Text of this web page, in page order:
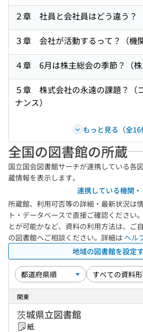
２章 社員と会社員はどう違う？（
３章 会社が活動するって？（機関
４章 6月は株主総会の季節？（株
５章 株式会社の永遠の課題？（
ナンス）
もっと見る（全16
全国の図書館の所蔵
国立国会図書館サーチが連携している各
蔵情報を表示します。
連携している機関
所蔵館、利用可否等の詳細・最新状況は
ト・データベースで直接ご確認ください
とが可能かなど、資料の利用方法は、ご
の図書館へご相談ください。詳細は ヘル
地域の図書館を設定
関東
茨城県立図書館
紙